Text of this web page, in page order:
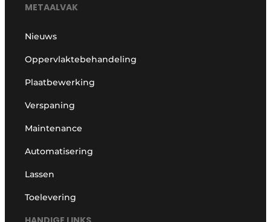
METAALVAK
Nieuws
Oppervlaktebehandeling
Plaatbewerking
Verspaning
Maintenance
Automatisering
Lassen
Toelevering